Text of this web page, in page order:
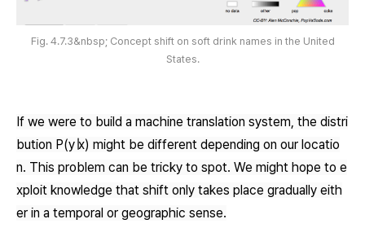
Fig. 4.7.3&nbsp; Concept shift on soft drink names in the United
States.
If we were to build a machine translation system, the distri
bution P(y∣x) might be different depending on our locatio
n. This problem can be tricky to spot. We might hope to e
xploit knowledge that shift only takes place gradually eith
er in a temporal or geographic sense.